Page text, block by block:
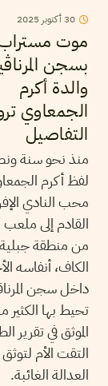
30 أكتوبر 2025
موت
بسجن
والدة أكرم
الجمعاوي
التفاصيل
منذ نحو سنة
لفظ أكرم
محب النادي
القادم إلى
من منطقة جبلية
الكاف، أنفاسه
تحيط بها
الموثق في
التقت الأم
العدالة الغائبة.